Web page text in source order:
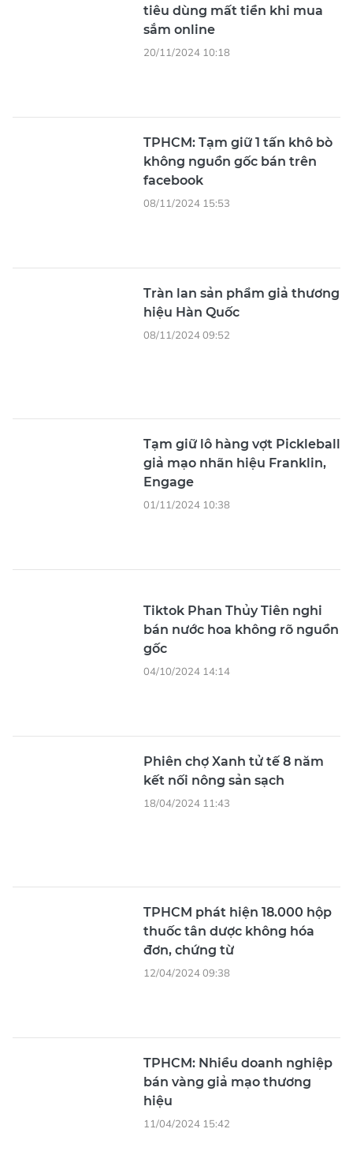
tiêu dùng mất tiền khi mua
sắm online
20/11/2024 10:18
TPHCM: Tạm giữ 1 tấn khô bò
không nguồn gốc bán trên
facebook
08/11/2024 15:53
Tràn lan sản phẩm giả thương
hiệu Hàn Quốc
08/11/2024 09:52
Tạm giữ lô hàng vợt Pickleball
giả mạo nhãn hiệu Franklin,
Engage
01/11/2024 10:38
Tiktok Phan Thủy Tiên nghi
bán nước hoa không rõ nguồn
gốc
04/10/2024 14:14
Phiên chợ Xanh tử tế 8 năm
kết nối nông sản sạch
18/04/2024 11:43
TPHCM phát hiện 18.000 hộp
thuốc tân dược không hóa
đơn, chứng từ
12/04/2024 09:38
TPHCM: Nhiều doanh nghiệp
bán vàng giả mạo thương
hiệu
11/04/2024 15:42